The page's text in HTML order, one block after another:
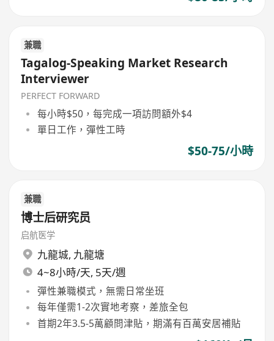
兼職
Tagalog-Speaking Market Research
Interviewer
PERFECT FORWARD
每小時$50，每完成一項訪問額外$4
單日工作，彈性工時
$50-75/小時
兼職
博士后研究员
启航医学
九龍城, 九龍塘
4~8小時/天, 5天/週
彈性兼職模式，無需日常坐班
每年僅需1-2次實地考察，差旅全包
首期2年3.5-5萬顧問津貼，期滿有百萬安居補貼